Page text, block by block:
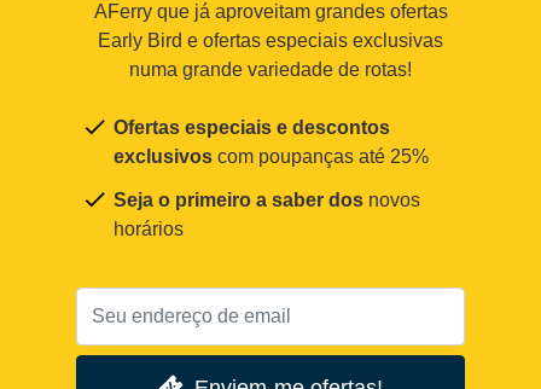
AFerry que já aproveitam grandes ofertas
Early Bird e ofertas especiais exclusivas
numa grande variedade de rotas!
Ofertas especiais e descontos
exclusivos com poupanças até 25%
Seja o primeiro a saber dos novos
horários